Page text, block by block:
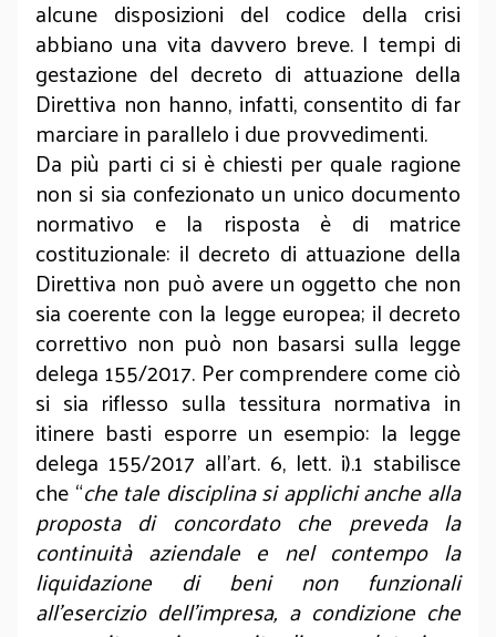
alcune disposizioni del codice della crisi
abbiano una vita davvero breve. I tempi di
gestazione del decreto di attuazione della
Direttiva non hanno, infatti, consentito di far
marciare in parallelo i due provvedimenti.
Da più parti ci si è chiesti per quale ragione
non si sia confezionato un unico documento
normativo e la risposta è di matrice
costituzionale: il decreto di attuazione della
Direttiva non può avere un oggetto che non
sia coerente con la legge europea; il decreto
correttivo non può non basarsi sulla legge
delega 155/2017. Per comprendere come ciò
si sia riflesso sulla tessitura normativa in
itinere basti esporre un esempio: la legge
delega 155/2017 all’art. 6, lett. i).1 stabilisce
che “che tale disciplina si applichi anche alla
proposta di concordato che preveda la
continuità aziendale e nel contempo la
liquidazione di beni non funzionali
all’esercizio dell’impresa, a condizione che